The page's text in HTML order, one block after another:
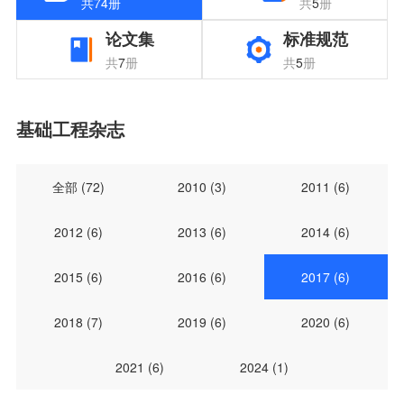
论文集
共7册
标准规范
共5册
基础工程杂志
全部 (72) 2010 (3) 2011 (6)
2012 (6) 2013 (6) 2014 (6)
2015 (6) 2016 (6) 2017 (6)
2018 (7) 2019 (6) 2020 (6)
2021 (6) 2024 (1)